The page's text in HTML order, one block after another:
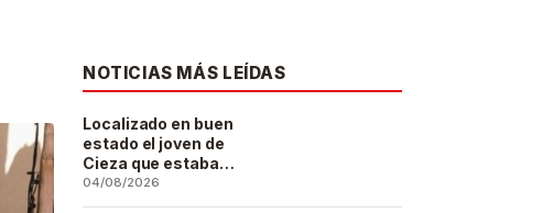
NOTICIAS MÁS LEÍDAS
Localizado en buen
estado el joven de
Cieza que estaba
desaparecido desde
el pasado 29 de julio
04/08/2026